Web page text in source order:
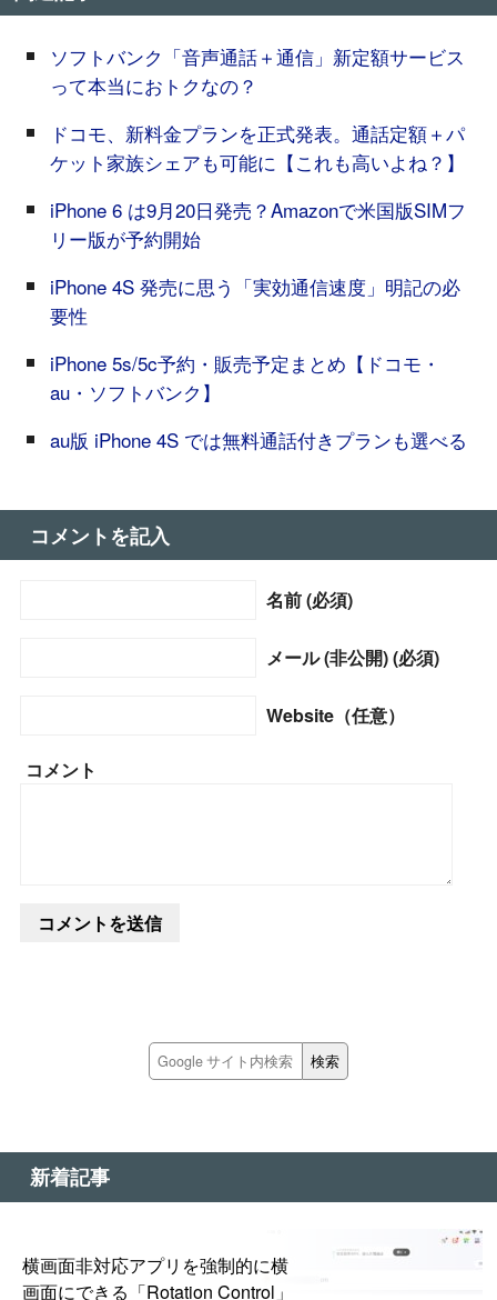
ソフトバンク「音声通話＋通信」新定額サービス
って本当におトクなの？
ドコモ、新料金プランを正式発表。通話定額＋パ
ケット家族シェアも可能に【これも高いよね？】
iPhone 6 は9月20日発売？Amazonで米国版SIMフ
リー版が予約開始
iPhone 4S 発売に思う「実効通信速度」明記の必
要性
iPhone 5s/5c予約・販売予定まとめ【ドコモ・
au・ソフトバンク】
au版 iPhone 4S では無料通話付きプランも選べる
コメントを記入
名前 (必須)
メール (非公開) (必須)
Website（任意）
コメント
新着記事
横画面非対応アプリを強制的に横
画面にできる「Rotation Control」